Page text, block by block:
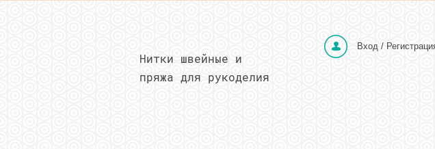
Вход /
Нитки швейные и
пряжа для рукоделия